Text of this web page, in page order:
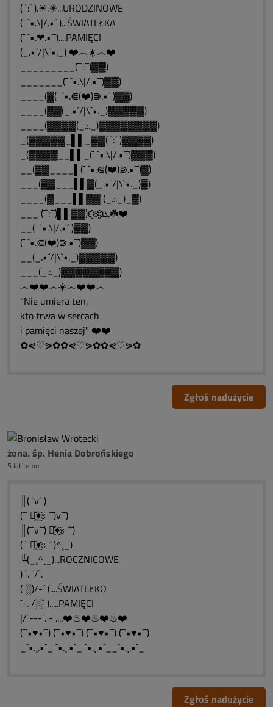
(¯`:´¯).☀.☀...URODZINOWE
(¯ `•.\|/.•´¯)...ŚWIATEŁKA
(¯ `•.❤.•´¯)....PAMIĘCI
(_.•´/|\`•._) ❤️෴☀️෴❤️
_________(¯`:´¯)▓▓)
_______(¯ `•.\|/.•´¯)▓▓)
____(▓(¯ `•.⋐(❤️)⋑.•´¯)▓▓)
____(▓▓(_.•´/|\`•._)▓▓▓▓▓)
____(▓▓▓▓(_.:._)▓▓▓▓▓▓▓▓)
_(▓▓▓▓▓_▌▌_▓▓(¯`:´¯)▓▓▓▓)
_(▓▓▓▓__▌▌_(¯ `•.\|/.•´¯)▓▓▓)
__(▓▓____▌(¯ `•.⋐(❤️)⋑.•´¯)▓)
___(▓▓___▌▌▓(_.•´/|\`•._)▓)
____(▓___▌▌▓▓ (_.:._)_▓)
___ (¯`:´¯)▌▌▓▓)ԑ̮̑❄️̮̑ɜܓ☘️❤️
__(¯ `•.\|/.•´¯)▓▓)
(¯ `•.⋐(❤️)⋑.•´¯)▓▓)
__(_.•´/|\`•._)▓▓▓▓▓)
___(_.:._)▓▓▓▓▓▓▓▓)
෴❤️❤️෴☀️෴❤️❤️෴
"Nie umiera ten,
kto trwa w sercach
i pamięci naszej" ❤️❤️
✿⋞♡⋟✿✿⋞♡⋟✿✿⋞♡⋟✿
Zgłoś nadużycie
żona. śp. Henia Dobrońskiego
5 lat temu
║(¯`v´¯)
(¯` ะ̭̌♦̭̌ะ ´¯)v´¯)
║(¯`v´¯) ะ̭̌♦̭̌ะ ´¯)
(¯` ะ̭̌♦̭̌ะ ´¯)^¸_)
╚(_¸^¸_)...ROCZNICOWE
)¯`. ´/`.
( ░)/-´¯(....ŚWIATEŁKO
`-. /░´ ).....PAMIĘCI
|/`---´. - ....❤️♨❤️♨❤️♨❤️
(¯`•♥•´¯) (¯`•♥•´¯) (¯`•♥•´¯) (¯`•♥•´¯)
_`•.¸.•´_ `•.¸.•´_ `•.¸.•´__`•.¸.•´_
Zgłoś nadużycie